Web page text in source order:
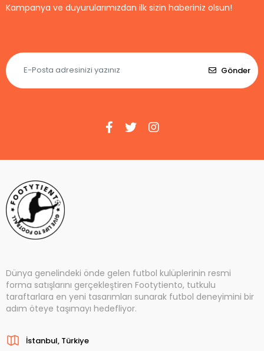
Kampanya ve duyurularımızdan ilk sizin haberiniz olsun!
Gönder
Dünya genelindeki önde gelen futbol kulüplerinin resmi
forma satışlarını gerçekleştiren Footytiento, tutkulu
taraftarlara en yeni tasarımları sunarak futbol deneyimini bir
adım öteye taşımayı hedefliyor.
İstanbul, Türkiye